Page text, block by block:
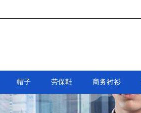
帽子 劳保鞋 商务衬衫